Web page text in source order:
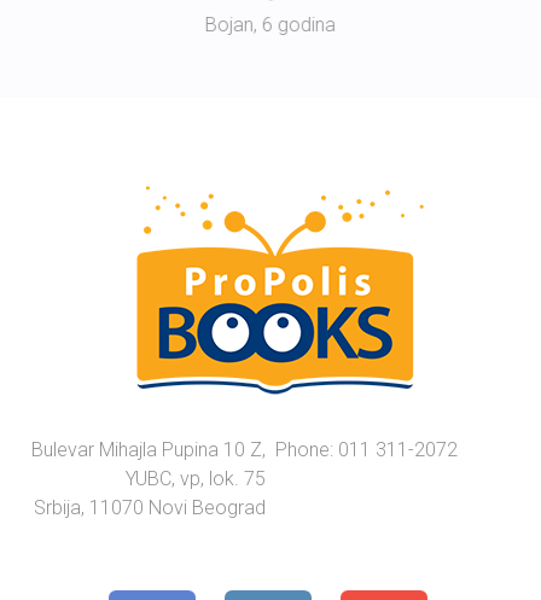
Bojan, 6 godina
Phone: 011 311-2072
Bulevar Mihajla Pupina 10 Z,
YUBC, vp, lok. 75
Srbija, 11070 Novi Beograd